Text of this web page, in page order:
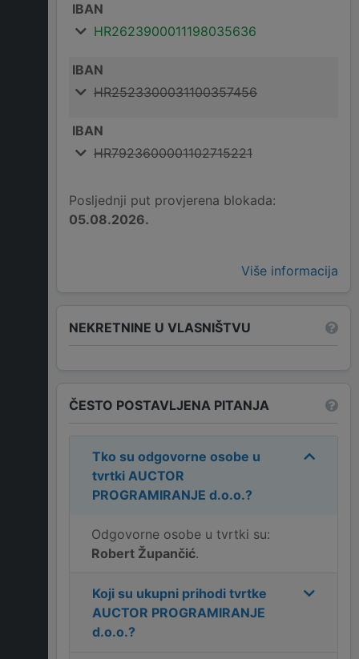
IBAN
HR2623900011198035636
IBAN
HR2523300031100357456
IBAN
HR7923600001102715221
Posljednji put provjerena blokada:
05.08.2026.
Više informacija
NEKRETNINE U VLASNIŠTVU
ČESTO POSTAVLJENA PITANJA
Tko su odgovorne osobe u
tvrtki AUCTOR
PROGRAMIRANJE d.o.o.?
Odgovorne osobe u tvrtki su:
Robert Župančić.
Koji su ukupni prihodi tvrtke
AUCTOR PROGRAMIRANJE
d.o.o.?